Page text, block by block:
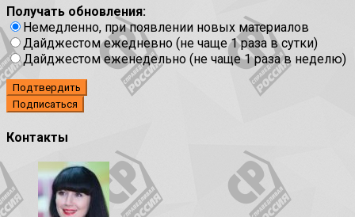
Получать обновления:
Немедленно, при появлении новых материалов
Дайджестом ежедневно (не чаще 1 раза в сутки)
Дайджестом еженедельно (не чаще 1 раза в неделю)
Подтвердить
Контакты